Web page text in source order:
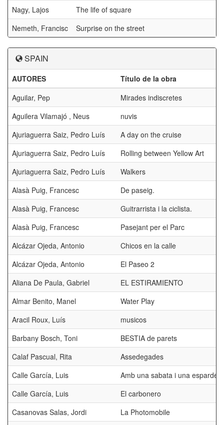
Nagy, Lajos
The life of square
Nemeth, Francisc
Surprise on the street
SPAIN
AUTORES
Título de la obra
Aguilar, Pep
Mirades indiscretes
Aguilera Vilamajó , Neus
nuvis
Ajuriaguerra Saiz, Pedro Luís
A day on the cruise
Ajuriaguerra Saiz, Pedro Luís
Rolling between Yellow Art
Ajuriaguerra Saiz, Pedro Luís
Walkers
Alasà Puig, Francesc
De paseig.
Alasà Puig, Francesc
Guitrarrista i la ciclista.
Alasà Puig, Francesc
Pasejant per el Parc
Alcázar Ojeda, Antonio
Chicos en la calle
Alcázar Ojeda, Antonio
El Paseo 2
Aliana De Paula, Gabriel
EL ESTIRAMIENTO
Almar Benito, Manel
Water Play
Aracil Roux, Luís
musicos
Barbany Bosch, Toni
BESTIA de parets
Calaf Pascual, Rita
Assedegades
Calle García, Luis
Amb una sabata i una
Calle García, Luis
El carbonero
Casanovas Salas, Jordi
La Photomobile